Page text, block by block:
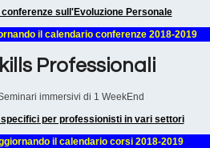
conferenze sull'Evoluzione Personale
il calendario conferenze 2018-2019
Professionali
immersivi di 1 WeekEnd
per professionisti in vari settori
il calendario corsi 2018-2019